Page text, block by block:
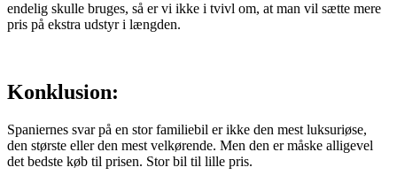
endelig skulle bruges, så er vi ikke i tvivl om, at man vil sætte mere
pris på ekstra udstyr i længden.
Konklusion:
Spaniernes svar på en stor familiebil er ikke den mest luksuriøse,
den største eller den mest velkørende. Men den er måske alligevel
det bedste køb til prisen. Stor bil til lille pris.